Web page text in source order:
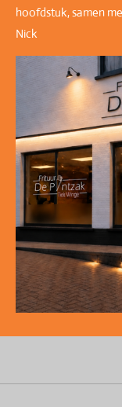
hoofdstuk, samen
Nick